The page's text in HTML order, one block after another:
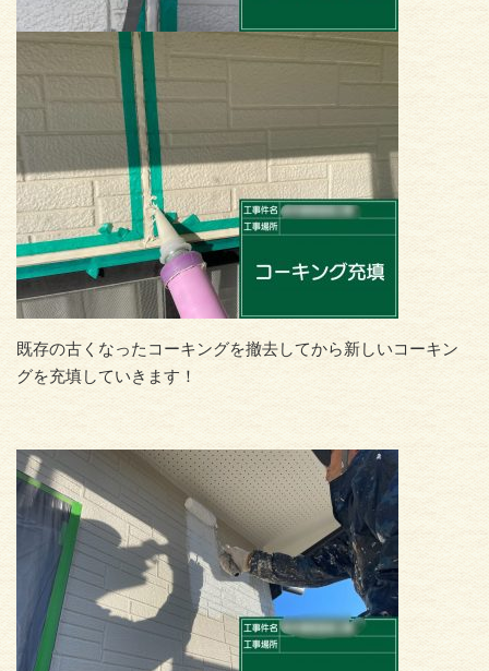
既存の古くなったコーキングを撤去してから新しいコーキン
グを充填していきます！